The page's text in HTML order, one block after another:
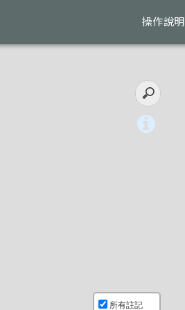
操作說明